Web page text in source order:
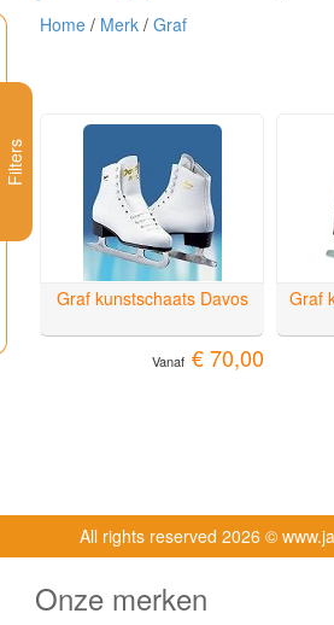
Ruim assortiment, altijd
Filters
Home / Merk / Graf
Graf kunstschaats Davos
Vanaf € 70,00
Graf
All rights reserved 2026 ©
Onze merken